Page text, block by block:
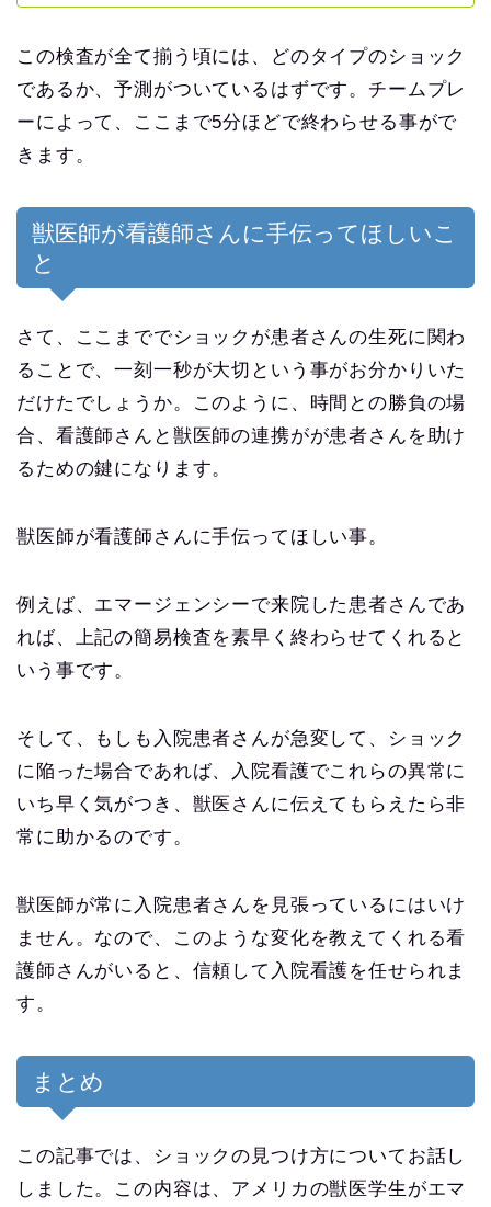
この検査が全て揃う頃には、どのタイプのショック
であるか、予測がついているはずです。チームプレ
ーによって、ここまで5分ほどで終わらせる事がで
きます。
獣医師が看護師さんに手伝ってほしいこ
と
さて、ここまででショックが患者さんの生死に関わ
ることで、一刻一秒が大切という事がお分かりいた
だけたでしょうか。このように、時間との勝負の場
合、看護師さんと獣医師の連携がが患者さんを助け
るための鍵になります。
獣医師が看護師さんに手伝ってほしい事。
例えば、エマージェンシーで来院した患者さんであ
れば、上記の簡易検査を素早く終わらせてくれると
いう事です。
そして、もしも入院患者さんが急変して、ショック
に陥った場合であれば、入院看護でこれらの異常に
いち早く気がつき、獣医さんに伝えてもらえたら非
常に助かるのです。
獣医師が常に入院患者さんを見張っているにはいけ
ません。なので、このような変化を教えてくれる看
護師さんがいると、信頼して入院看護を任せられま
す。
まとめ
この記事では、ショックの見つけ方についてお話し
しました。この内容は、アメリカの獣医学生がエマ